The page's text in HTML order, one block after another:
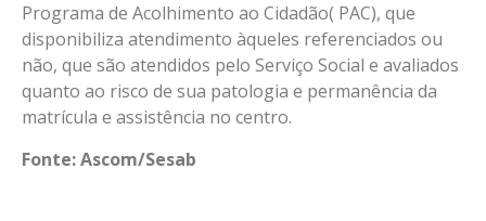
Programa de Acolhimento ao Cidadão( PAC), que
disponibiliza atendimento àqueles referenciados ou
não, que são atendidos pelo Serviço Social e avaliados
quanto ao risco de sua patologia e permanência da
matrícula e assistência no centro.
Fonte: Ascom/Sesab